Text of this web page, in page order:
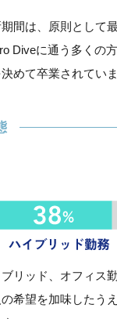
間は、原則として
Diveに通う多くの
めて卒業されていま
リッド、オフィス
希望を加味したう